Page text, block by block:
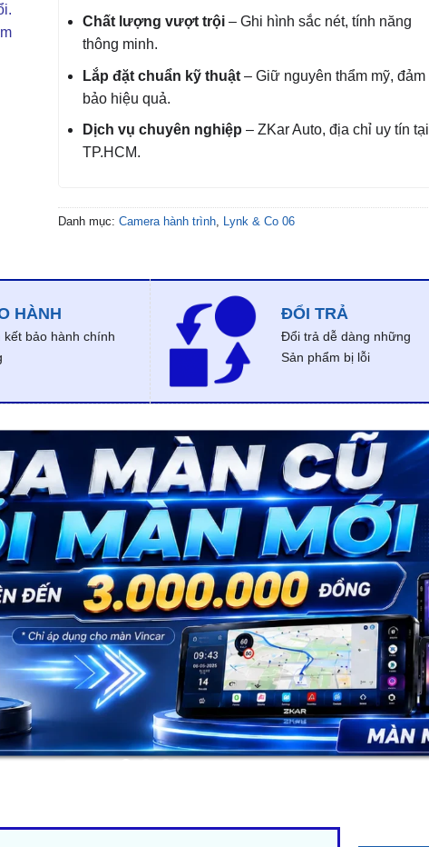
Chất lượng vượt trội– Ghi hình sắc nét, tính năng
thông minh.
Lắp đặt chuẩn kỹ thuật– Giữ nguyên thẩm mỹ, đảm
bảo hiệu quả.
Dịch vụ chuyên nghiệp – ZKar Auto, địa chỉ uy tín tại
TP.HCM.
Danh mục: Camera hành trình Lynk & Co 06
HÀNH
kết bảo hành chính
ĐỔI TRẢ
Đổi trả dễ dàng những
Sản phẩm bị lỗi